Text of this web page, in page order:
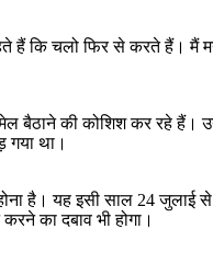
कि चलो फिर से करते हैं। मैं
की कोशिश कर रहे हैं।
गया था।
यह इसी साल 24 जुलाई से
का दबाव भी होगा।